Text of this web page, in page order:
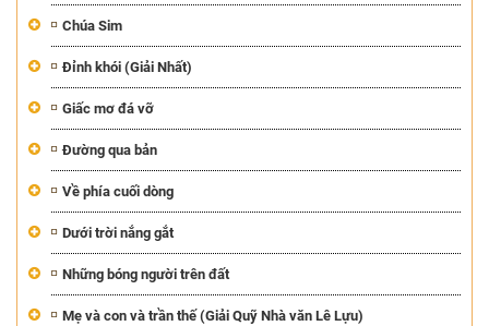
Chúa Sim
Đỉnh khói (Giải Nhất)
Giấc mơ đá vỡ
Đường qua bản
Về phía cuối dòng
Dưới trời nắng gắt
Những bóng người trên đất
Mẹ và con và trần thế (Giải Quỹ Nhà văn Lê Lựu)